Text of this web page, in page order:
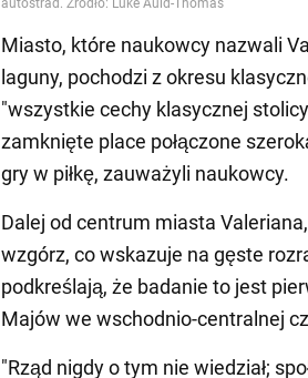
Miasto, które naukowcy nazwali
laguny, pochodzi z okresu
"wszystkie cechy klasycznej
zamknięte place połączone
gry w piłkę, zauważyli naukowcy.
Dalej od centrum miasta
wzgórz, co wskazuje na gęste
podkreślają, że badanie to jest
Majów we wschodnio-centralnej
"Rząd nigdy o tym nie wiedział;